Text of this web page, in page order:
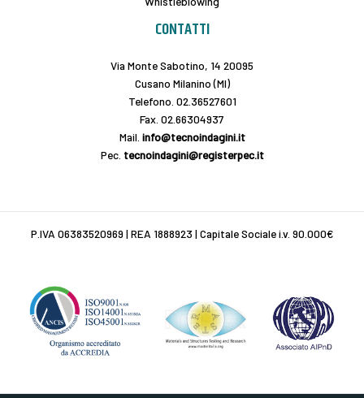
CONTATTI
Via Monte Sabotino, 14 20095
Cusano Milanino (MI)
Telefono. 02.36527601
Fax. 02.66304937
Mail. info@tecnoindagini.it
Pec. tecnoindagini@registerpec.it
P.IVA 06383520969 | REA 1888923 | Capitale Sociale i.v. 90.000€